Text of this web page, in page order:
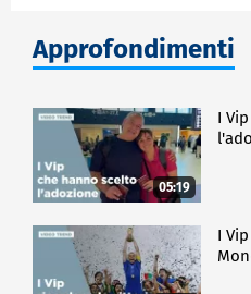
Approfondimenti
05:19
I
I